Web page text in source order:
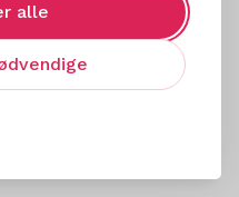
alle